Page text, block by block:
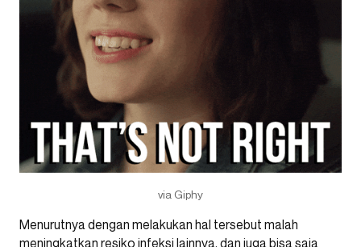
via Giphy
Menurutnya dengan melakukan hal tersebut malah
meningkatkan resiko infeksi lainnya, dan juga bisa saja